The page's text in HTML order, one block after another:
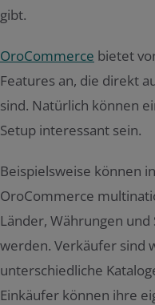
gibt.
OroCommerce bietet
Features an, die direkt
sind. Natürlich können
Setup interessant sein.
Beispielsweise können
OroCommerce
Länder, Währungen
werden. Verkäufer sind
unterschiedliche
Einkäufer können ihre